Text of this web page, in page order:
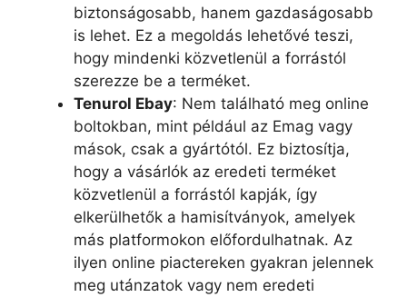
biztonságosabb, hanem gazdaságosabb
is lehet. Ez a megoldás lehetővé teszi,
hogy mindenki közvetlenül a forrástól
szerezze be a terméket.
Tenurol Ebay: Nem található meg online
boltokban, mint például az Emag vagy
mások, csak a gyártótól. Ez biztosítja,
hogy a vásárlók az eredeti terméket
közvetlenül a forrástól kapják, így
elkerülhetők a hamisítványok, amelyek
más platformokon előfordulhatnak. Az
ilyen online piactereken gyakran jelennek
meg utánzatok vagy nem eredeti